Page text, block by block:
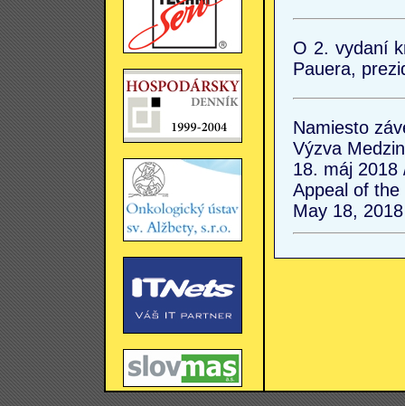
O 2. vydaní
Pauera,
Namiesto
Výzva
18. máj 2018
Appeal of
May 18,